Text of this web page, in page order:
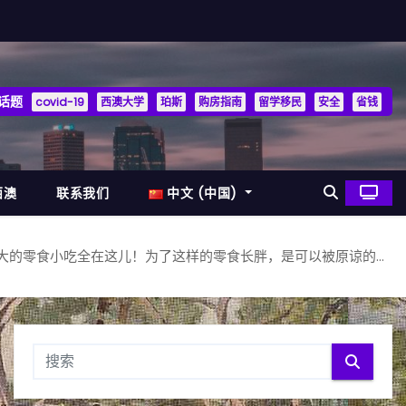
题 covid-19 西澳大学 珀斯 购房指南 留学移民 安全 省钱
澳 联系我们 中文 (中国)
零食小吃全在这儿！为了这样的零食长胖，是可以被原谅的…